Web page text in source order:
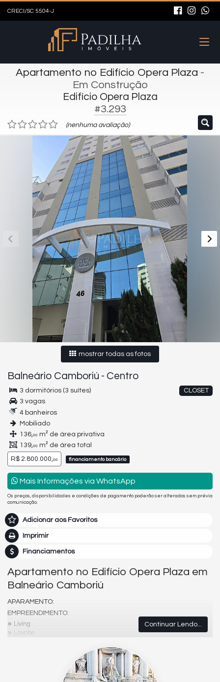
CRECI/SC 5504-J
Apartamento no Edifício Opera Plaza -
Em Construção
Edifício Opera Plaza
#3.293
(nenhuma avaliação)
mostrar todas as fotos
Balneário Camboriú - Centro
CLOSET
3 dormitórios (3 suítes)
3 vagas
4 banheiros
Mobiliado
136,00 m² de área privativa
139,00 m² de área total
R$ 2.800.000,00 financiamento bancário
Mais Informações via WhatsApp
Os preços, disponibilidades e condições de pagamento poderão ser alterados sem prévia
comunicação.
Adicionar aos Favoritos
Imprimir
Financiamentos
Apartamento no Edifício Opera Plaza em
Balneário Camboriú
APARAMENTO:
EMPREENDIMENTO:
Living
Lavabo
Vista Panorâmica
Continuar Lendo...